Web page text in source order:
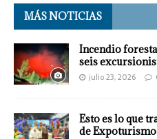
MÁS NOTICIAS
Incendio
seis
julio 23, 2026
Esto es lo que
de